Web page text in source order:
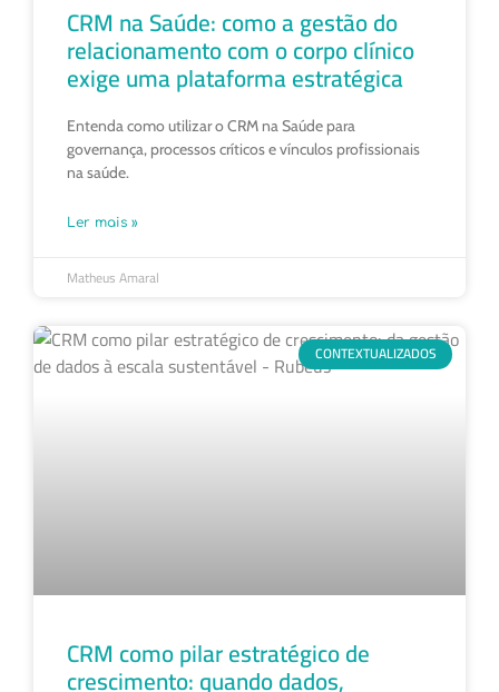
CRM na Saúde: como a gestão do
relacionamento com o corpo clínico
exige uma plataforma estratégica
Entenda como utilizar o CRM na Saúde para
governança, processos críticos e vínculos profissionais
na saúde.
Ler mais »
Matheus Amaral
CONTEXTUALIZADOS
CRM como pilar estratégico de
crescimento: quando dados,